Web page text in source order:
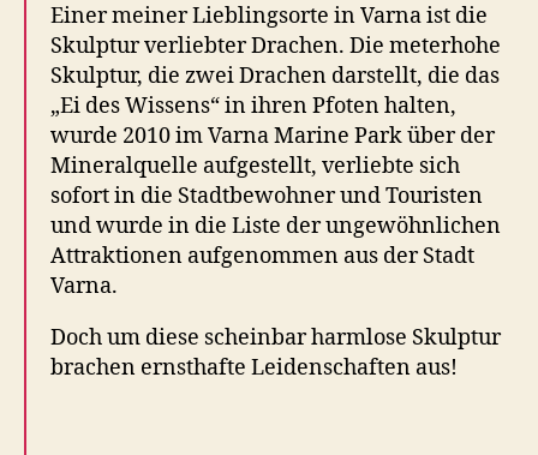
Einer meiner Lieblingsorte in Varna ist die
Skulptur verliebter Drachen. Die meterhohe
Skulptur, die zwei Drachen darstellt, die das
„Ei des Wissens“ in ihren Pfoten halten,
wurde 2010 im Varna Marine Park über der
Mineralquelle aufgestellt, verliebte sich
sofort in die Stadtbewohner und Touristen
und wurde in die Liste der ungewöhnlichen
Attraktionen aufgenommen aus der Stadt
Varna.
Doch um diese scheinbar harmlose Skulptur
brachen ernsthafte Leidenschaften aus!